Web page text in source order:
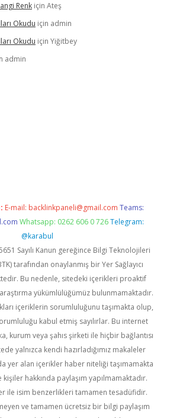
Renk için Ateş
Okudu için admin
Okudu için Yiğitbey
admin
E-mail: backlinkpaneli@gmail.com Teams:
Whatsapp: 0262 606 0 726 Telegram:
@karabul
Sayılı Kanun gereğince Bilgi Teknolojileri
tarafından onaylanmış bir Yer Sağlayıcı
Bu nedenle, sitedeki içerikleri proaktif
yükümlülüğümüz bulunmamaktadır.
içeriklerin sorumluluğunu taşımakta olup,
kabul etmiş sayılırlar. Bu internet
kurum veya şahıs şirketi ile hiçbir bağlantısı
yalnızca kendi hazırladığımız makaleler
yer alan içerikler haber niteliği taşımamakta
hakkında paylaşım yapılmamaktadır.
ile isim benzerlikleri tamamen tesadüfidir.
ve tamamen ücretsiz bir bilgi paylaşım